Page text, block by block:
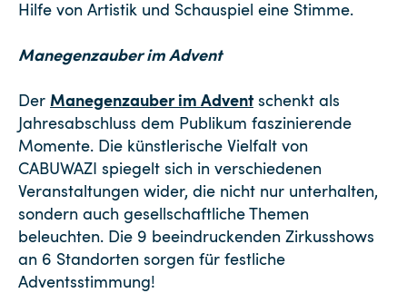
Hilfe von Artistik und Schauspiel eine Stimme.
Manegenzauber im Advent
Der Manegenzauber im Adventschenkt als
Jahresabschluss dem Publikum faszinierende
Momente. Die künstlerische Vielfalt von
CABUWAZI spiegelt sich in verschiedenen
Veranstaltungen wider, die nicht nur unterhalten,
sondern auch gesellschaftliche Themen
beleuchten. Die 9 beeindruckenden Zirkusshows
an 6 Standorten sorgen für festliche
Adventsstimmung!